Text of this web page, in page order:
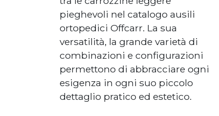
pieghevoli nel catalogo ausili
ortopedici Offcarr. La sua
versatilità, la grande varietà di
combinazioni e configurazioni
permettono di abbracciare ogni
esigenza in ogni suo piccolo
dettaglio pratico ed estetico.